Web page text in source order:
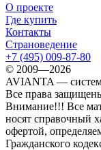
О проекте
Где купить
Контакты
Страноведение
+7 (495) 009-87-80
© 2009—2026
AVIANTA —
Все права
Внимание!!! Все
носят справочный
офертой,
Гражданского